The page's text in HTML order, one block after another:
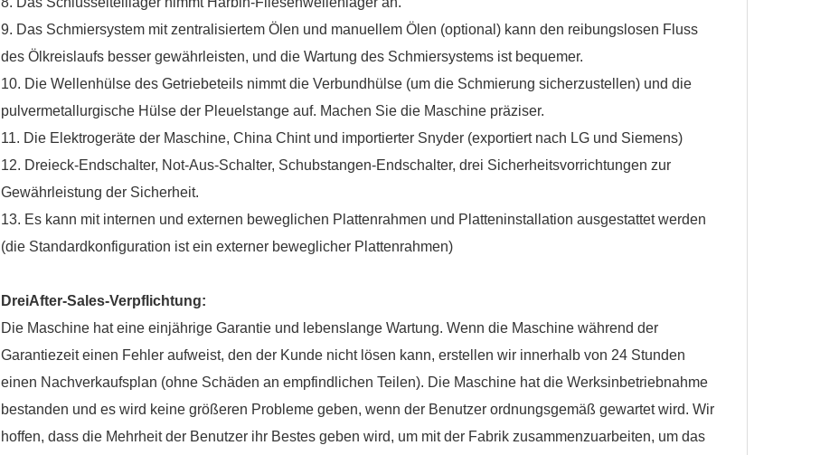
9. Das Schmiersystem mit zentralisiertem Ölen und manuellem Ölen (optional) kann den reibungslosen Fluss
des Ölkreislaufs besser gewährleisten, und die Wartung des Schmiersystems ist bequemer.
10. Die Wellenhülse des Getriebeteils nimmt die Verbundhülse (um die Schmierung sicherzustellen) und die
pulvermetallurgische Hülse der Pleuelstange auf. Machen Sie die Maschine präziser.
11. Die Elektrogeräte der Maschine, China Chint und importierter Snyder (exportiert nach LG und Siemens)
12. Dreieck-Endschalter, Not-Aus-Schalter, Schubstangen-Endschalter, drei Sicherheitsvorrichtungen zur
Gewährleistung der Sicherheit.
13. Es kann mit internen und externen beweglichen Plattenrahmen und Platteninstallation ausgestattet werden
(die Standardkonfiguration ist ein externer beweglicher Plattenrahmen)
DreiAfter-Sales-Verpflichtung:
Die Maschine hat eine einjährige Garantie und lebenslange Wartung. Wenn die Maschine während der
Garantiezeit einen Fehler aufweist, den der Kunde nicht lösen kann, erstellen wir innerhalb von 24 Stunden
einen Nachverkaufsplan (ohne Schäden an empfindlichen Teilen). Die Maschine hat die Werksinbetriebnahme
bestanden und es wird keine größeren Probleme geben, wenn der Benutzer ordnungsgemäß gewartet wird. Wir
hoffen, dass die Mehrheit der Benutzer ihr Bestes geben wird, um mit der Fabrik zusammenzuarbeiten, um das